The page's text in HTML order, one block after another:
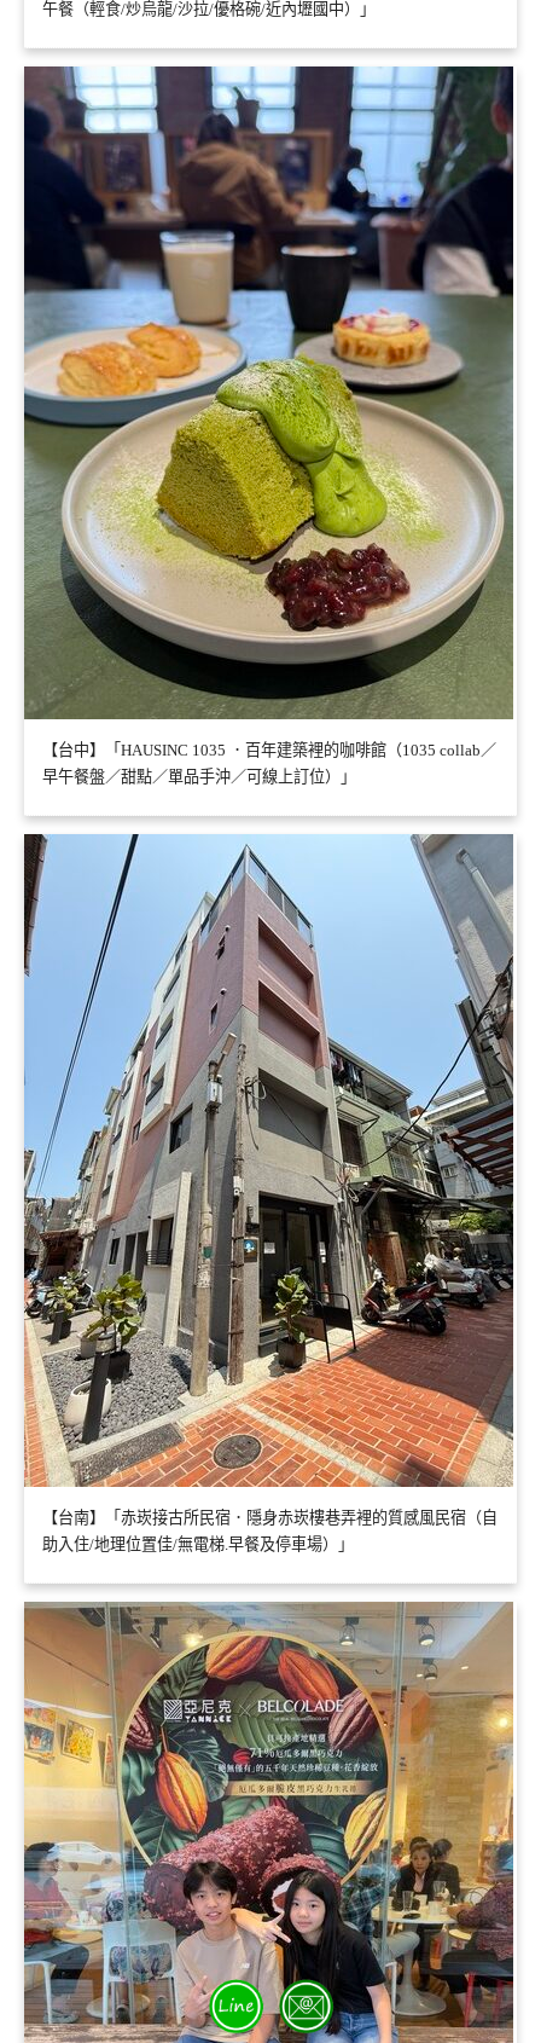
午餐（輕食/炒烏龍/沙拉/優格碗/近內壢國中）」
【台中】「HAUSINC 1035 ．百年建築裡的咖啡館（1035 collab／
早午餐盤／甜點／單品手沖／可線上訂位）」
【台南】「赤崁接古所民宿．隱身赤崁樓巷弄裡的質感風民宿（自
助入住/地理位置佳/無電梯.早餐及停車場）」